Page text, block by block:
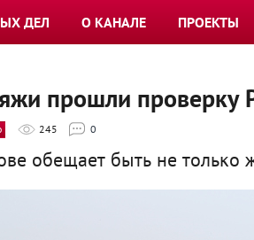
ДЕЛ О КАНАЛЕ ПРОЕКТЫ
прошли проверку
245 0
обещает быть не